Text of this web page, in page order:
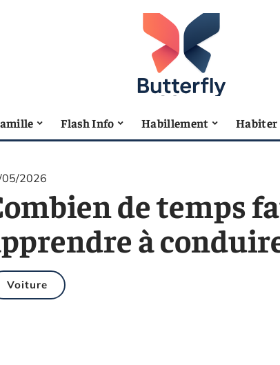
Flash Info Habillement Habiter
2026
de temps
à
Voiture